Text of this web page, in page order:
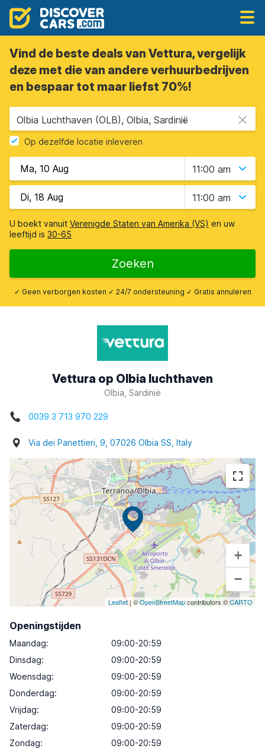
Vind de beste deals van Vettura, vergelijk
deze met die van andere verhuurbedrijven
en bespaar tot maar liefst 70%!
Olbia Luchthaven (OLB), Olbia, Sardinië
Op dezelfde locatie inleveren
11:00 am
11:00 am
U boekt vanuit Verenigde Staten van Amerika (VS) en uw
leeftijd is 30-65
Zoeken
✓ Geen verborgen kosten ✓ 24/7 ondersteuning ✓ Gratis annuleren
Vettura op Olbia luchthaven
Olbia, Sardinië
0039 3 713 970 229
Via dei Panettieri, 9, 07026 Olbia SS, Italy
+
−
Leaflet| ©OpenStreetMapcontributors ©CARTO
Openingstijden
Maandag:
09:00-20:59
Dinsdag:
09:00-20:59
Woensdag:
09:00-20:59
Donderdag:
09:00-20:59
Vrijdag:
09:00-20:59
Zaterdag:
09:00-20:59
Zondag: 09:00-20:59